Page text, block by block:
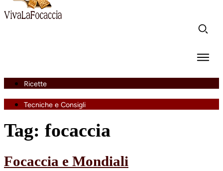
Ricette
Tecniche e Consigli
Tag: focaccia
Focaccia e Mondiali